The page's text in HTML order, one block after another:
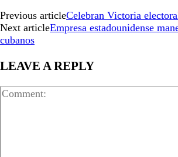
Previous articleCelebran Victoria
Next articleEmpresa estadounidense
cubanos
LEAVE A REPLY